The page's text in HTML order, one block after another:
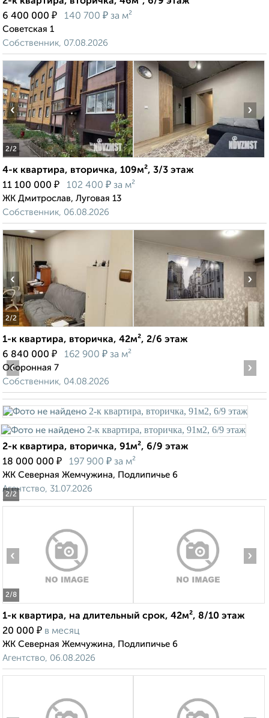
6 400 000 ₽ 140 700 ₽ за м²
Советская 1
Собственник, 07.08.2026
2/2
‹ ›
4-к квартира, вторичка, 109м², 3/3 этаж
11 100 000 ₽ 102 400 ₽ за м²
ЖК Дмитрослав, Луговая 13
Собственник, 06.08.2026
2/2
‹ ›
1-к квартира, вторичка, 42м², 2/6 этаж
6 840 000 ₽ 162 900 ₽ за м²
Оборонная 7
Собственник, 04.08.2026
2/2
‹ ›
2-к квартира, вторичка, 91м², 6/9 этаж
18 000 000 ₽ 197 900 ₽ за м²
ЖК Северная Жемчужина, Подлипичье 6
Агентство, 31.07.2026
2/8
‹ ›
1-к квартира, на длительный срок, 42м², 8/10 этаж
20 000 ₽ в месяц
ЖК Северная Жемчужина, Подлипичье 6
Агентство, 06.08.2026